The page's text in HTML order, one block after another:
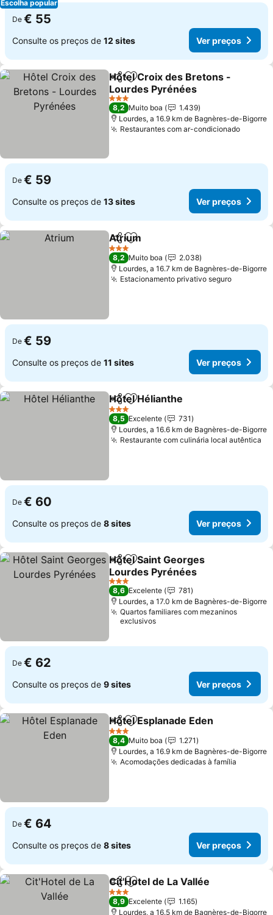
Escolha popular
De € 55
Consulte os preços de 12 sites Ver preços
PartilharAdicionar aos favoritos
Hôtel Croix des Bretons -
Lourdes Pyrénées
Ver preços
3 Estrelas
8,2 Muito boa
1.439
Lourdes, a 16.9 km de Bagnères-de-Bigorre
Restaurantes com ar-condicionadoVer
De € 59
Consulte os preços de 13 sites Ver preços
PartilharAdicionar aos favoritos
Atrium
3 Estrelas
8,2 Muito boa
2.038
Lourdes, a 16.7 km de Bagnères-de-Bigorre
Estacionamento privativo seguroVer
De € 59
Consulte os preços de 11 sites Ver preços
PartilharAdicionar aos favoritos
Hôtel Hélianthe
3 Estrelas
8,5 Excelente
731
Lourdes, a 16.6 km de Bagnères-de-Bigorre
Restaurante com culinária local autêntica
De € 60
Consulte os preços de 8 sites Ver preços
PartilharAdicionar aos favoritos
Hôtel Saint Georges
Lourdes Pyrénées
Ver preços
3 Estrelas
8,6 Excelente
781
Lourdes, a 17.0 km de Bagnères-de-Bigorre
Quartos familiares com mezaninos
exclusivos
De € 62
Consulte os preços de 9 sites Ver preços
PartilharAdicionar aos favoritos
Hôtel Esplanade Eden
3 Estrelas
8,4 Muito boa
1.271
Lourdes, a 16.9 km de Bagnères-de-Bigorre
Acomodações dedicadas à família
De € 64
Consulte os preços de 8 sites Ver preços
PartilharAdicionar aos favoritos
Cit'Hotel de La Vallée
3 Estrelas
8,9 Excelente
1.165
Lourdes, a 16.5 km de Bagnères-de-Bigorre